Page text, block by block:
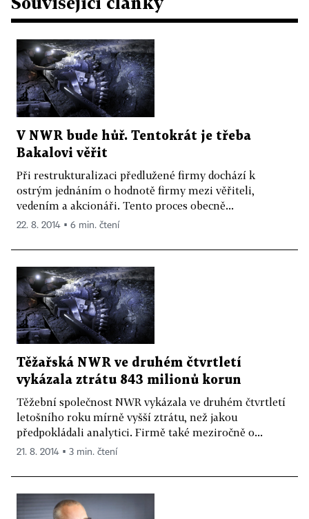
V NWR bude hůř. Tentokrát je třeba
Bakalovi věřit
Při restrukturalizaci předlužené firmy dochází k
ostrým jednáním o hodnotě firmy mezi věřiteli,
vedením a akcionáři. Tento proces obecně...
22. 8. 2014 ▪ 6 min. čtení
Těžařská NWR ve druhém čtvrtletí
vykázala ztrátu 843 milionů korun
Těžební společnost NWR vykázala ve druhém čtvrtletí
letošního roku mírně vyšší ztrátu, než jakou
předpokládali analytici. Firmě také meziročně o...
21. 8. 2014 ▪ 3 min. čtení